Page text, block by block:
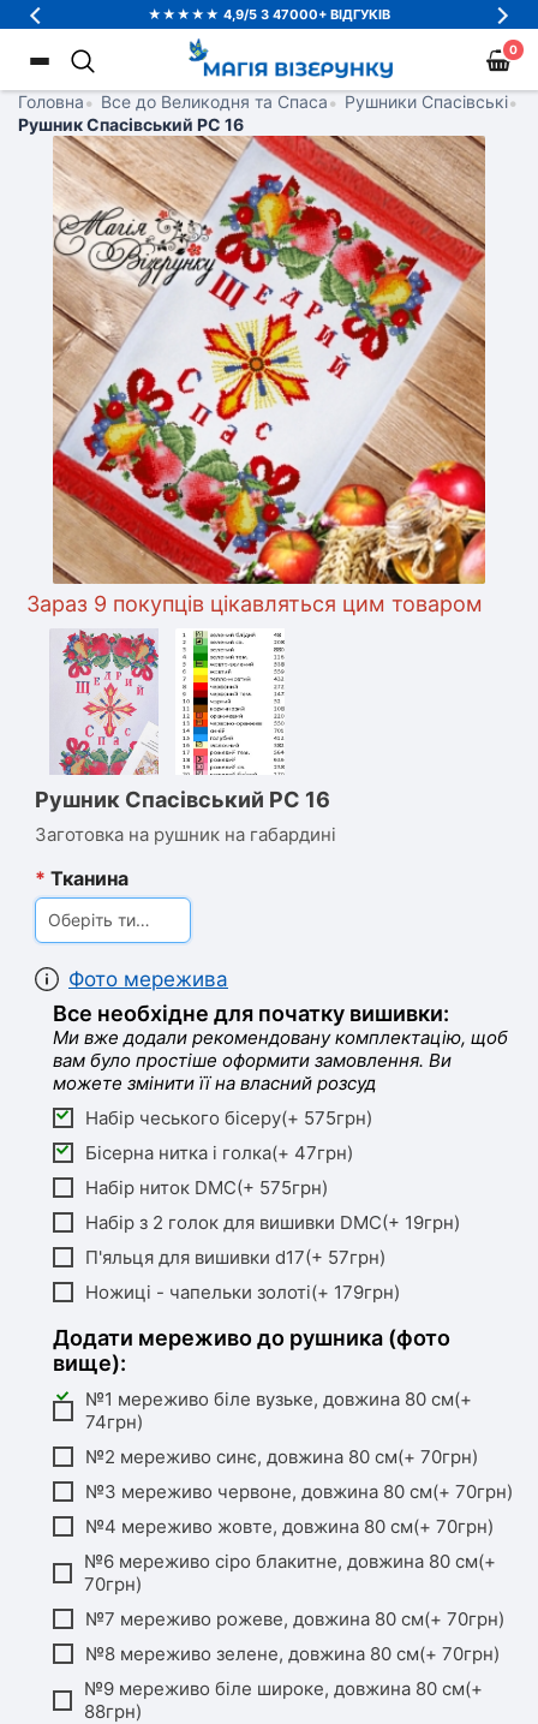
★★★★★ 4,9/5 З 47000+ ВІДГУКІВ
0
Головна• Все до Великодня та Спаса• Рушники Спасівські•
Рушник Спасівський РС 16
9 покупців цікавляться цим товаром
Рушник Спасівський РС 16
Заготовка на рушник на габардині
* Тканина
Оберіть тип тканини
Фото мережива
Все необхідне для початку вишивки:
Ми вже додали рекомендовану комплектацію, щоб
вам було простіше оформити замовлення. Ви
можете змінити її на власний розсуд
Набір чеського бісеру(+ 575грн)
Бісерна нитка і голка(+ 47грн)
Набір ниток DMC(+ 575грн)
Набір з 2 голок для вишивки DMC(+ 19грн)
П'яльця для вишивки d17(+ 57грн)
Ножиці - чапельки золоті(+ 179грн)
Додати мереживо до рушника (фото
вище):
№1 мереживо біле вузьке, довжина 80 см(+
74грн)
№2 мереживо синє, довжина 80 см(+ 70грн)
№3 мереживо червоне, довжина 80 см(+ 70грн)
№4 мереживо жовте, довжина 80 см(+ 70грн)
№6 мереживо сіро блакитне, довжина 80 см(+
70грн)
№7 мереживо рожеве, довжина 80 см(+ 70грн)
№8 мереживо зелене, довжина 80 см(+ 70грн)
№9 мереживо біле широке, довжина 80 см(+
88грн)